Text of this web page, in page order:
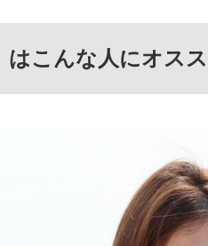
はこんな人にオス